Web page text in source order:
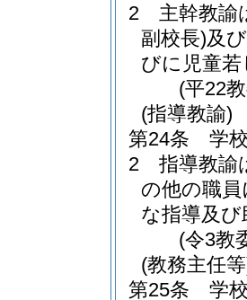
2
主幹教諭
副校長)及
びに児童
(平22
(指導教諭)
第24条
学
2
指導教諭
の他の職
な指導及
(令3教
(教務主任
第25条
学